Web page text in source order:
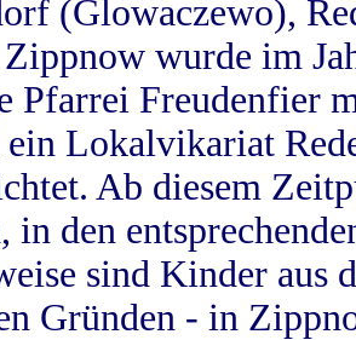
(Glowaczewo),
wurde im
Pfarrei Freudenfier
ein Lokalvikariat
Ab diesem
in den
sind Kinder aus
Gründen - in